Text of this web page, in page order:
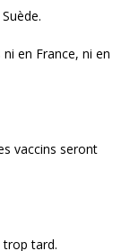
ni en France, ni en
vaccins seront
trop tard.